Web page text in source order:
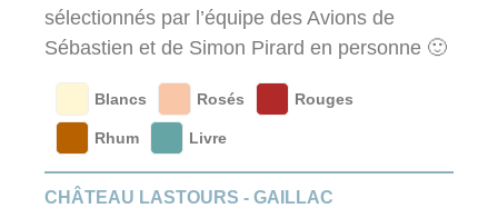
sélectionnés par l’équipe des Avions de
Sébastien et de Simon Pirard en personne 🙂
Blancs Rosés Rouges
Rhum Livre
CHÂTEAU LASTOURS - GAILLAC